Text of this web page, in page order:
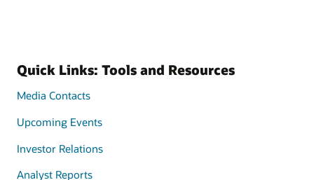
Quick Links: Tools and Resources
Media Contacts
Upcoming Events
Investor Relations
Analyst Reports